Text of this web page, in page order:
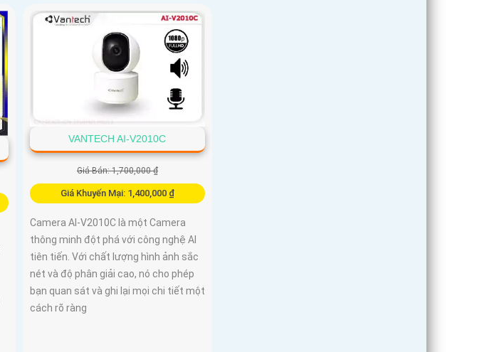
VANTECH AI-V2010C
Giá Bán: 1,700,000 ₫
Giá Khuyến Mại: 1,400,000 ₫
Camera AI-V2010C là một Camera
thông minh đột phá với công nghệ AI
tiên tiến. Với chất lượng hình ảnh sắc
nét và độ phân giải cao, nó cho phép
bạn quan sát và ghi lại mọi chi tiết một
cách rõ ràng